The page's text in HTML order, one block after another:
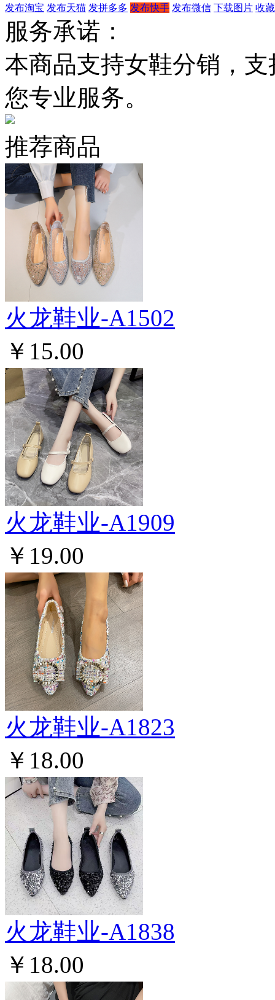
发布淘宝 发布天猫 发拼多多 发布快手 发布微信 下载图片 收
服务承诺：
本商品支持女鞋分销，
您专业服务。
推荐商品
火龙鞋业-A1502
￥15.00
火龙鞋业-A1909
￥19.00
火龙鞋业-A1823
￥18.00
火龙鞋业-A1838
￥18.00